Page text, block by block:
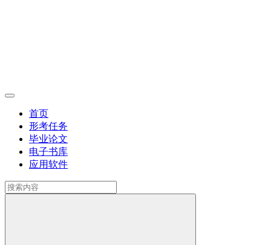
首页
形考任务
毕业论文
电子书库
应用软件